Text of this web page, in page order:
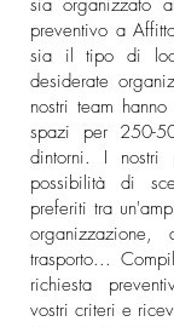
sia organizzato
preventivo a
sia il tipo di
desiderate
nostri team
spazi per 250-
dintorni. I nostri
possibilità di
preferiti tra
organizzazione,
trasporto...
richiesta
vostri criteri e